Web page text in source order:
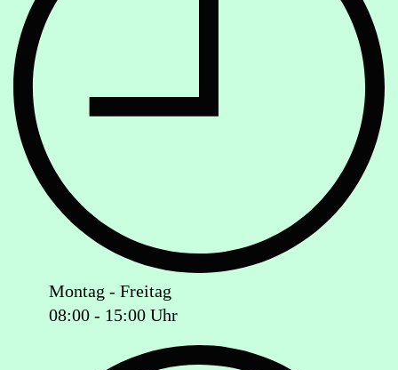
Montag - Freitag
08:00 - 15:00 Uhr
Ist das Geschäft jetzt geöffnet oder geschlossen?